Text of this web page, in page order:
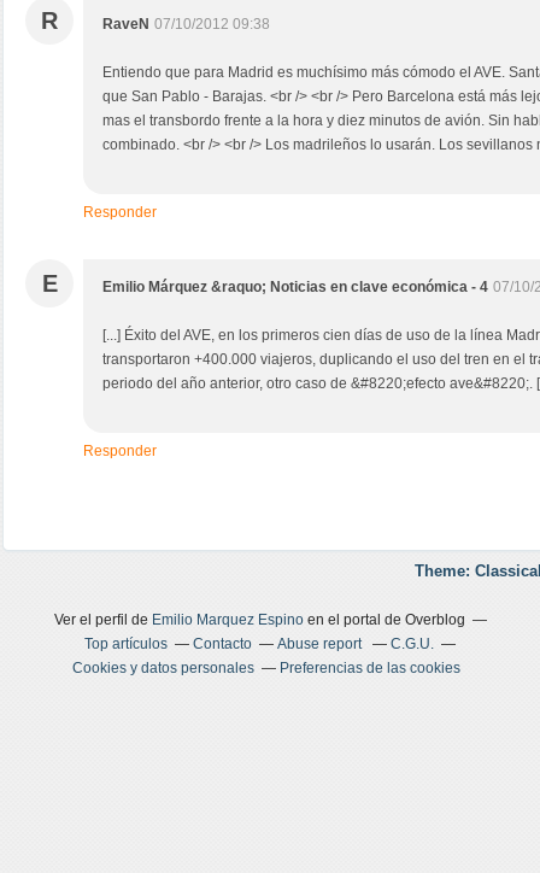
R RaveN 07/10/2012 09:38
Entiendo que para Madrid es muchísimo más cómodo el AVE.
que San Pablo - Barajas. <br /> <br /> Pero Barcelona está más
mas el transbordo frente a la hora y diez minutos de avión. Sin
combinado. <br /> <br /> Los madrileños lo usarán. Los sevillanos
Responder
E Emilio Márquez &raquo; Noticias en clave económica - 4 07/10/
[...] Éxito del AVE, en los primeros cien días de uso de la línea
transportaron +400.000 viajeros, duplicando el uso del tren en el
periodo del año anterior, otro caso de &#8220;efecto ave&#8220;.
Responder
Theme:
Ver el perfil de Emilio Marquez Espinoen el portal de Overblog
Top artículos
Contacto Abuse report
C.G.U.
Cookies y datos personales
Preferencias de las cookies